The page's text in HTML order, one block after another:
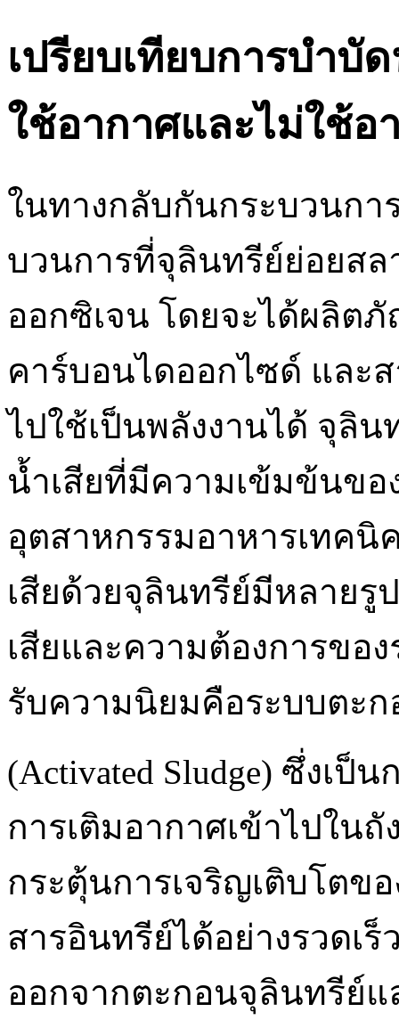
เปรียบเทียบการบำบั
ใช้อากาศและไม่ใช้อ
ในทางกลับกันกระบวนกา
บวนการที่จุลินทรีย์ย่อยสล
ออกซิเจน โดยจะได้ผลิต
คาร์บอนไดออกไซด์ และ
ไปใช้เป็นพลังงานได้ จุลิ
น้ำเสียที่มีความเข้มข้นขอ
อุตสาหกรรมอาหารเทค
เสียด้วยจุลินทรีย์มีหลาย
เสียและความต้องการขอ
รับความนิยมคือระบบตะก
(Activated Sludge) ซึ่งเ
การเติมอากาศเข้าไปในถั
กระตุ้นการเจริญเติบโตข
สารอินทรีย์ได้อย่างรวดเ
ออกจากตะกอนจุลินทรีย์